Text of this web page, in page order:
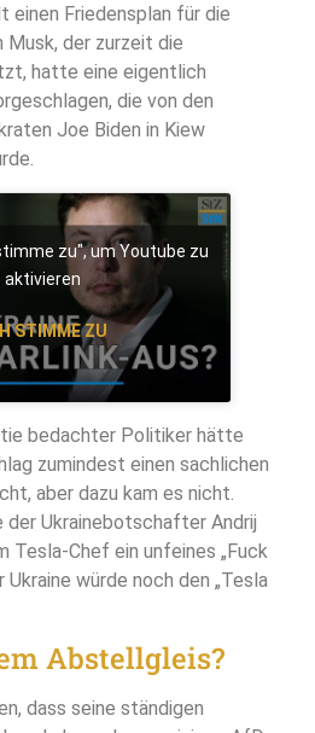
einen Friedensplan für die
Musk, der zurzeit die
hatte eine eigentlich
die von den
Joe Biden in Kiew
zu", um Youtube zu
aktivieren
STIMME ZU
bedachter Politiker hätte
zumindest einen sachlichen
aber dazu kam es nicht.
Ukrainebotschafter Andrij
Tesla-Chef ein unfeines „Fuck
Ukraine würde noch den „Tesla
Abstellgleis?
dass seine ständigen